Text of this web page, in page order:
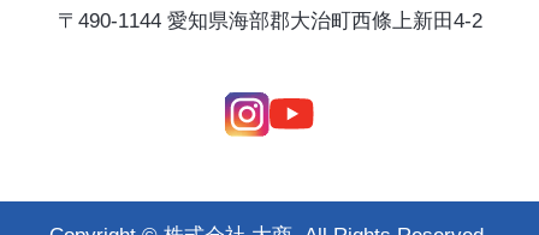
〒490-1144 愛知県海部郡大治町西條上新田4-2